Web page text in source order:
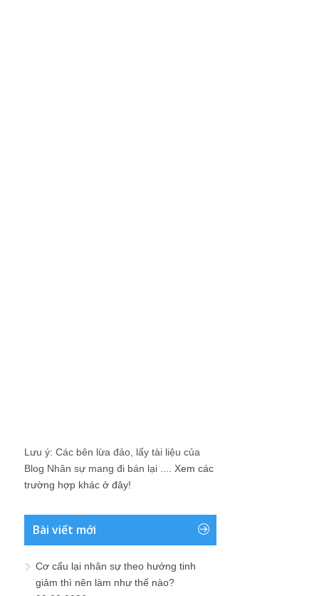
Lưu ý: Các bên lừa đảo, lấy tài liệu của
Blog Nhân sự mang đi bán lại .... Xem các
trường hợp khác ở đây!
Bài viết mới
Cơ cấu lại nhân sự theo hướng tinh
giảm thì nên làm như thế nào?